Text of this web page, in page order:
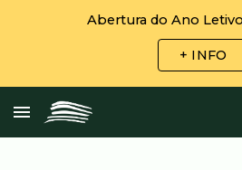
Abertura do Ano
+ INFO